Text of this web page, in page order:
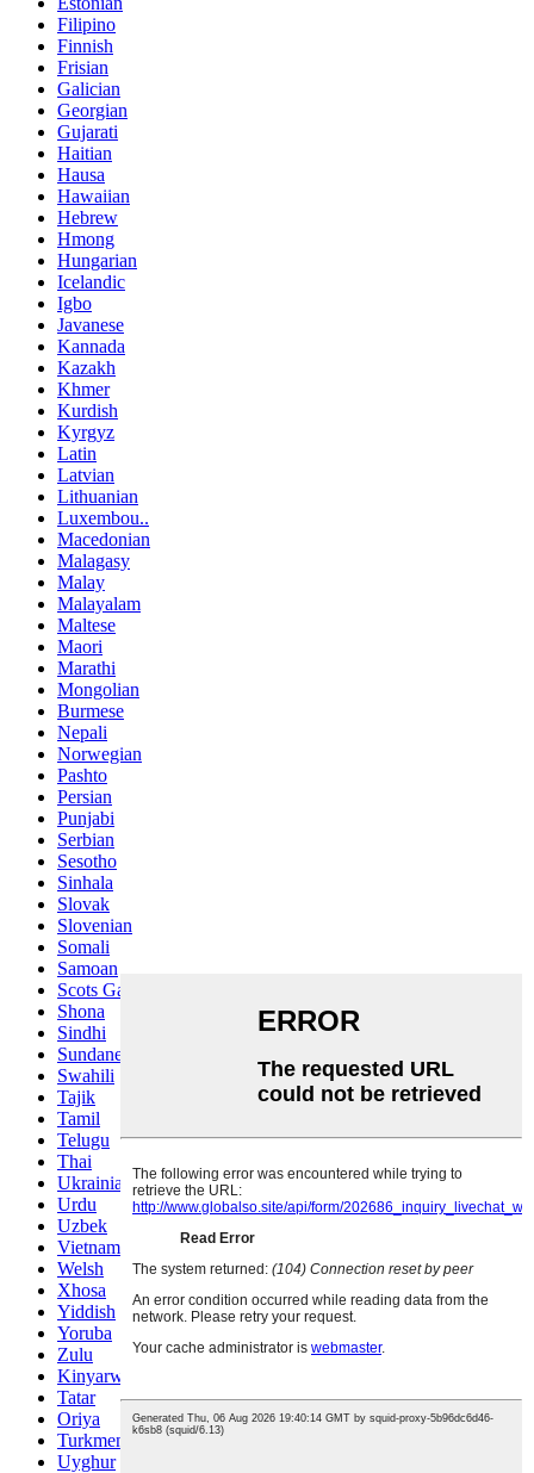
Filipino
Finnish
Frisian
Galician
Georgian
Gujarati
Haitian
Hausa
Hawaiian
Hebrew
Hmong
Hungarian
Icelandic
Igbo
Javanese
Kannada
Kazakh
Khmer
Kurdish
Kyrgyz
Latin
Latvian
Lithuanian
Luxembou..
Macedonian
Malagasy
Malay
Malayalam
Maltese
Maori
Marathi
Mongolian
Burmese
Nepali
Norwegian
Pashto
Persian
Punjabi
Serbian
Sesotho
Sinhala
Slovak
Slovenian
Somali
Samoan
Scots Gaelic
Shona
Sindhi
Sundanese
Swahili
Tajik
Tamil
Telugu
Thai
Ukrainian
Urdu
Uzbek
Vietnamese
Welsh
Xhosa
Yiddish
Yoruba
Zulu
Kinyarwanda
Tatar
Oriya
Turkmen
Uyghur